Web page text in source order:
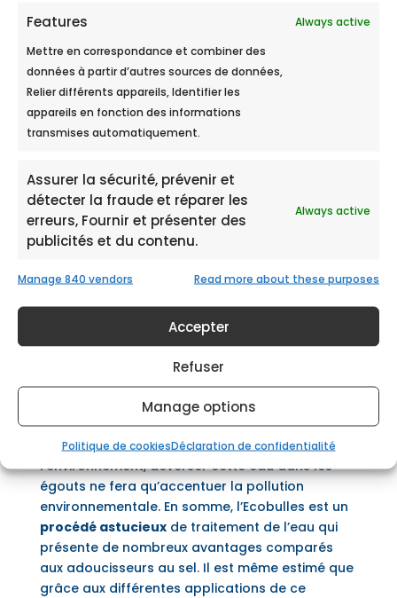
Features
Always active
Mettre en correspondance et combiner des
données à partir d’autres sources de données,
Relier différents appareils, Identifier les
appareils en fonction des informations
transmises automatiquement.
Assurer la sécurité, prévenir et
détecter la fraude et réparer les
erreurs, Fournir et présenter des
publicités et du contenu.
Always active
Manage 840 vendors Read more about these purposes
Accepter
Refuser
Manage options
Politique de cookiesDéclaration de confidentialité
par les
magnésium même s’ils jouent un rôle important
dans l’organisme, sont également les
responsables de la présence de tartre dans les
installations. L’eau traversant le bac de résine
est donc débarrassée de ces
éternelle. Elle sesatureavec le temps. Elle peut
toutefois être nettoyée et rechargée avec du
sel.
Il s’agit de laphase de régénération
sel. Cette phase de régénération a pour effet de
surconsommer l’eau. Cette surconsommation
est estimée à plus de 10 % même pour les
adoucisseurs au sel les plus performants. De
plus, cette eau non consommable issue de
cette phase de régénération est non seulement
chargée en ions calcium et magnésium, mais
aussi enchlorures.
Ces derniers étant néfastes pour
l’environnement, déverser cette eau dans les
égouts ne fera qu’accentuer la pollution
environnementale. En somme, l’Ecobulles est un
procédé astucieuxde traitement de l’eau qui
présente de nombreux avantages comparés
aux adoucisseurs au sel. Il est même estimé que
grâce aux différentes applications de ce